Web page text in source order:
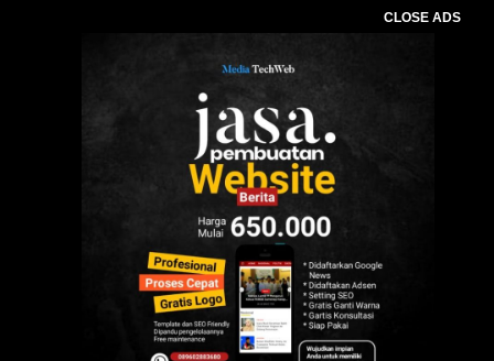
CLOSE ADS